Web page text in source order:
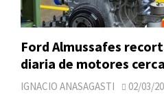
Ford Almussafes
diaria de motores
IGNACIO ANASAGASTI 02/03/